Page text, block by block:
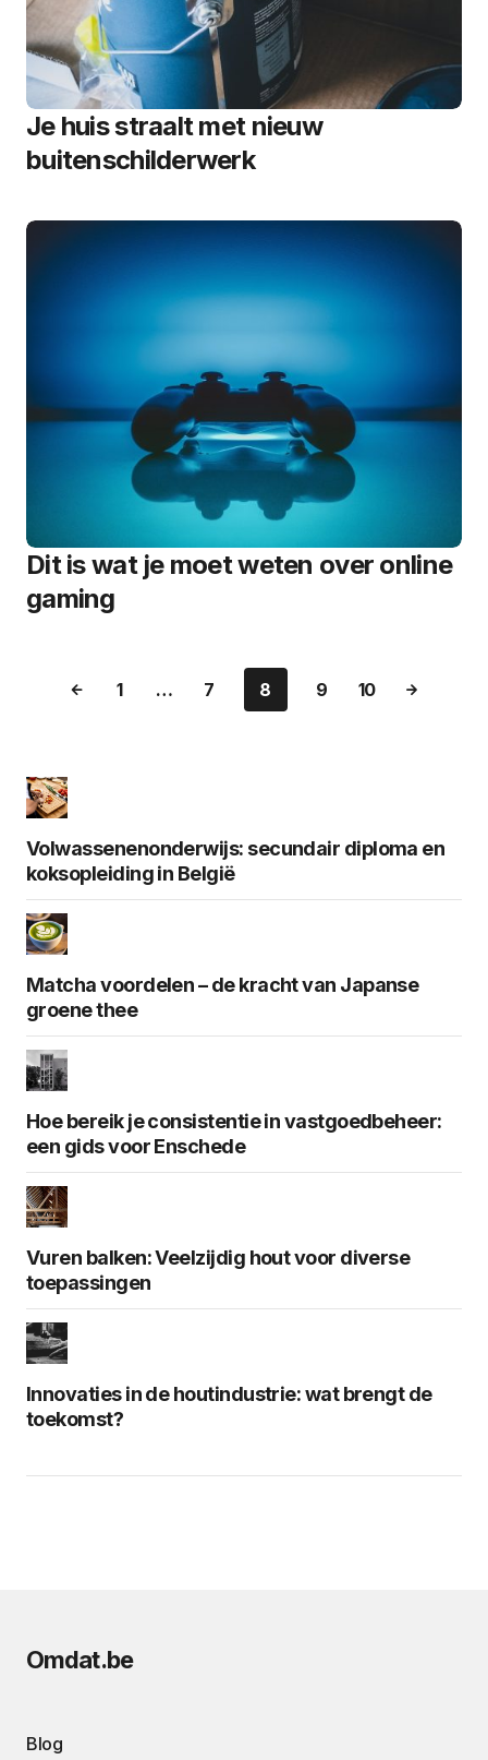
Je huis straalt met nieuw
buitenschilderwerk
Dit is wat je moet weten over online
gaming
1 … 7 8 9 10
Volwassenenonderwijs: secundair diploma en
koksopleiding in België
Matcha voordelen – de kracht van Japanse
groene thee
Hoe bereik je consistentie in vastgoedbeheer:
een gids voor Enschede
Vuren balken: Veelzijdig hout voor diverse
toepassingen
Innovaties in de houtindustrie: wat brengt de
toekomst?
Omdat.be
Blog